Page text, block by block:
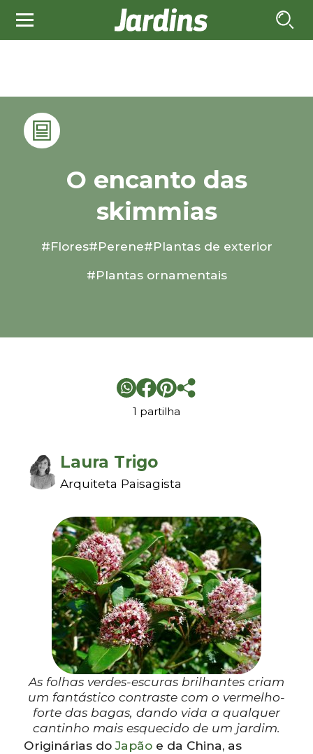
O encanto das
skimmias
#Flores#Perene#Plantas de exterior
#Plantas ornamentais
1 partilha
Laura Trigo
Arquiteta Paisagista
As folhas verdes-escuras brilhantes criam
um fantástico contraste com o vermelho-
forte das bagas, dando vida a qualquer
cantinho mais esquecido de um jardim.
Originárias doJapão e da China, as